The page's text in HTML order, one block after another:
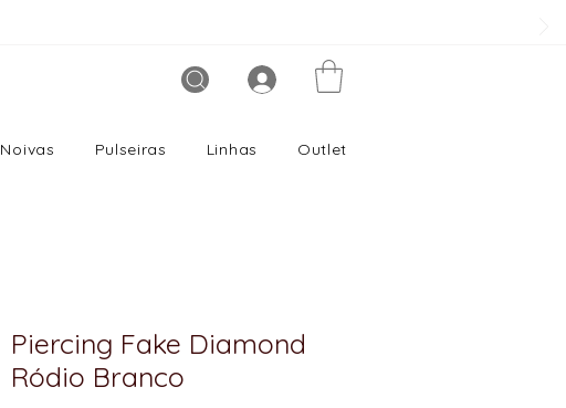
Noivas Pulseiras Linhas Outlet
Piercing Fake Diamond
Ródio Branco